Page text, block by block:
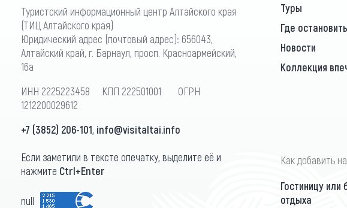
Туристский информационный центр Алтайского края
(ТИЦ Алтайского края)
Юридический адрес (почтовый адрес): 656043,
Алтайский край, г. Барнаул, просп. Красноармейский,
16а
ИНН 2225223458 КПП 222501001 ОГРН
1212200029612
+7 (3852) 206-101, info@visitaltai.info
Если заметили в тексте опечатку, выделите её и
нажмите Ctrl+Enter
null
Туры
Где
Новости
Коллекция
Как добавить
Гостиницу или
отдыха